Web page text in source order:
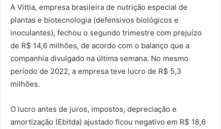
A Vittia, empresa brasileira de nutrição especial de
plantas e biotecnologia (defensivos biológicos e
inoculantes), fechou o segundo trimestre com prejuízo
de R$ 14,6 milhões, de acordo com o balanço que a
companhia divulgado na última semana. No mesmo
período de 2022, a empresa teve lucro de R$ 5,3
milhões.
O lucro antes de juros, impostos, depreciação e
amortização (Ebitda) ajustado ficou negativo em R$ 18,6